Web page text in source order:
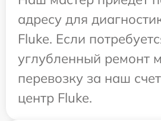
адресу для
Fluke. Если
углубленный ремонт
перевозку за наш
центр Fluke.